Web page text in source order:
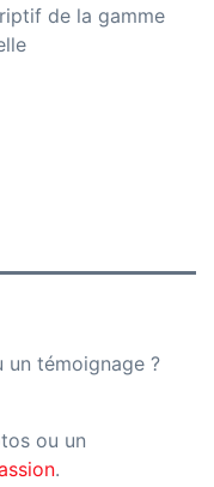
de la gamme
un témoignage ?
ou un
.